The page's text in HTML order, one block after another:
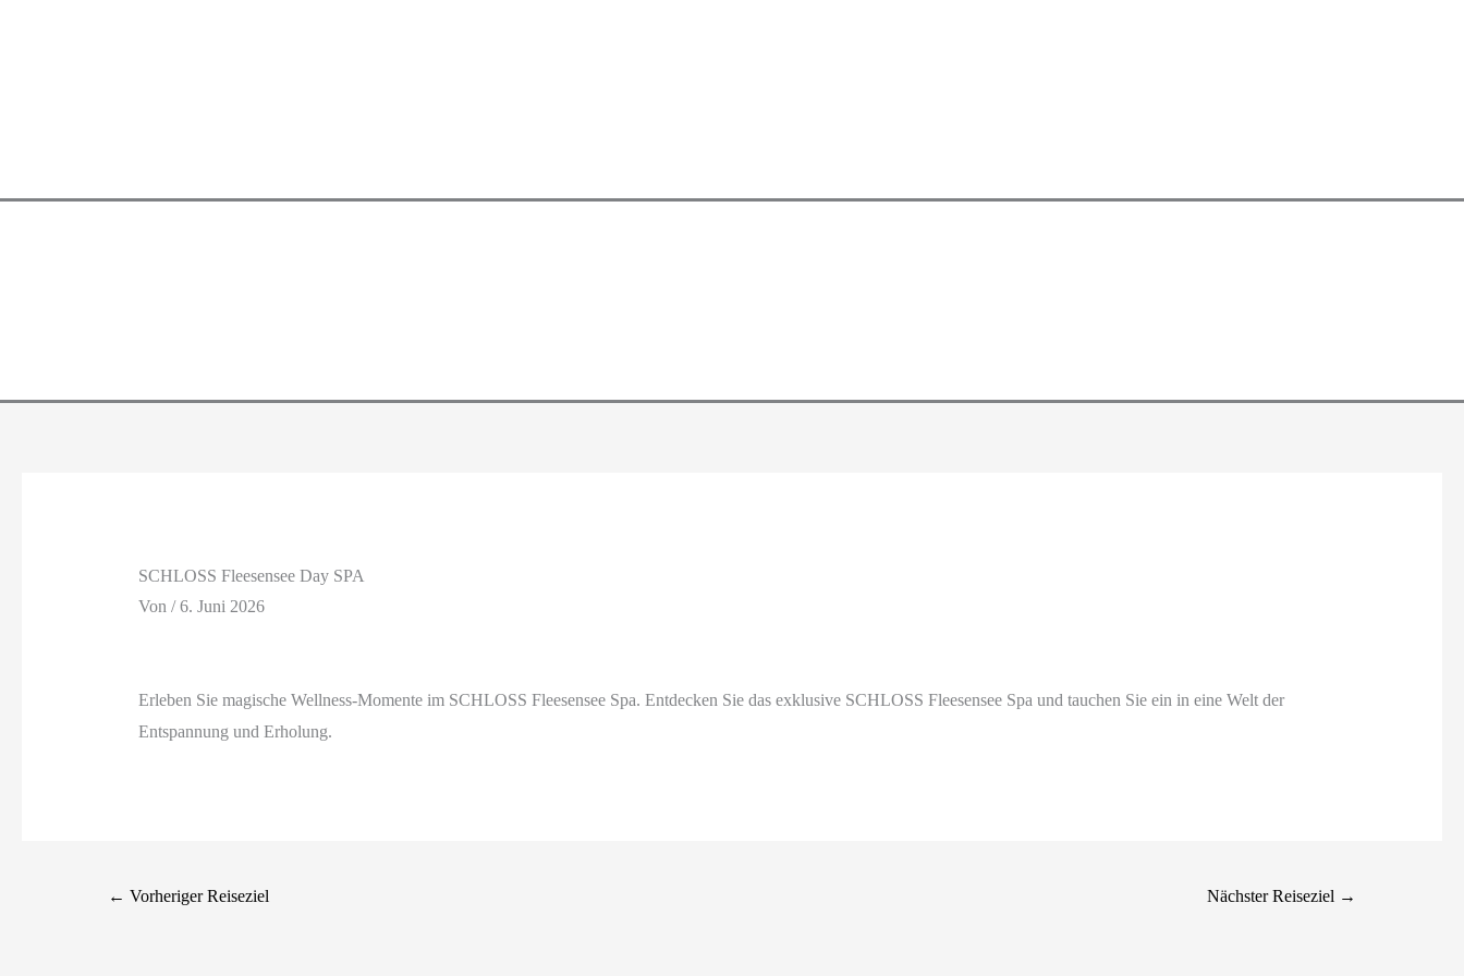
SCHLOSS Fleesensee Day SPA
Von /6. Juni 2026
Erleben Sie magische Wellness-Momente im SCHLOSS Fleesensee Spa. Entdecken Sie das exklusive SCHLOSS Fleesensee Spa und tauchen Sie ein in eine Welt der
Entspannung und Erholung.
← Vorheriger Reiseziel Nächster Reiseziel →